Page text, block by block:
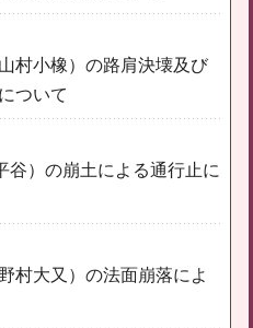
村小橡）の路肩決壊及び
ついて
谷）の崩土による通行止に
村大又）の法面崩落によ